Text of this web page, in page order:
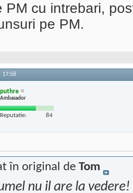
PM cu intrebari,
pe PM.
17:58
puthre
Ambasador
Reputatie: 84
în original de Tom
nu il are la vedere!